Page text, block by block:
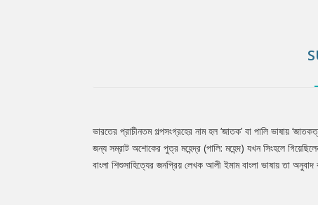
Tab
ভারতের প্রাচীনতম গল্পসংগ্রহের নাম হল ‘জাতক’ বা পালি ভাষায়
জন্য সম্রাট অশোকের পুত্র মহেন্দ্র (পালি: মহেন্দ) যখন সিংহলে
বাংলা শিশুসাহিত্যের জনপ্রিয় লেখক আলী ইমাম বাংলা ভাষায় তা